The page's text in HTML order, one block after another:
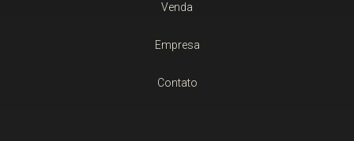
Venda
Empresa
Contato